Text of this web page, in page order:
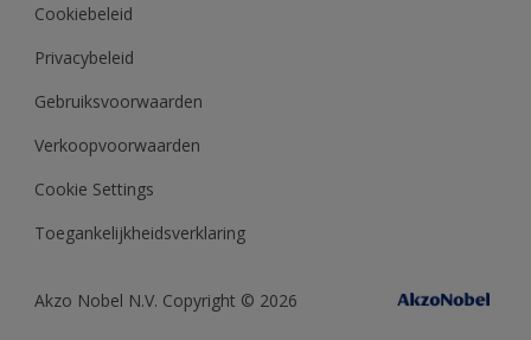
Sikkens Center
Kennisbank
Cookiebeleid
Privacybeleid
Gebruiksvoorwaarden
Verkoopvoorwaarden
Cookie Settings
Toegankelijkheidsverklaring
Akzo Nobel N.V. Copyright © 2026